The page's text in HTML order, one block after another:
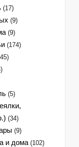
(17)
(9)
(9)
(174)
(5)
(34)
(9)
и дома (102)